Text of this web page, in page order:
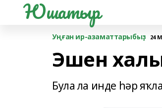
Юшатыр
Уңған ир-азаматтарыбыҙ 24
Эшен
Була ла инде һәр